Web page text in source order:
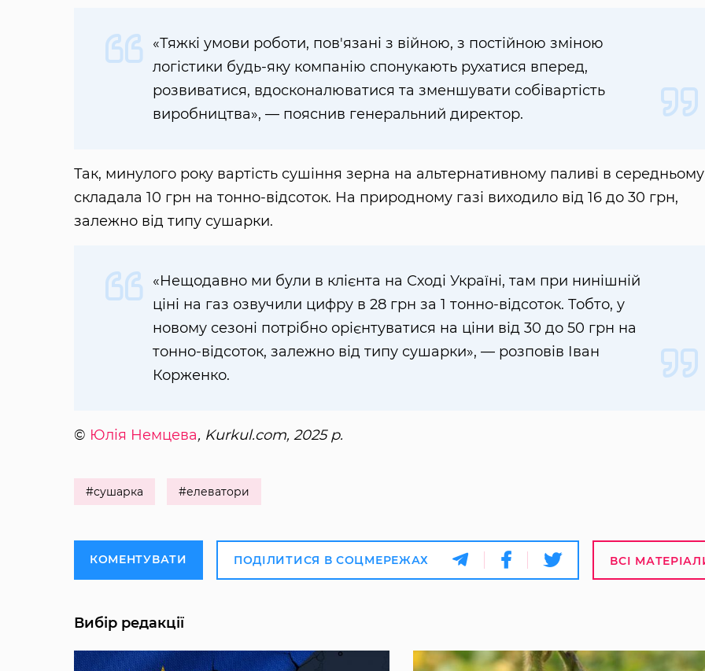
«Тяжкі умови роботи, пов'язані з війною, з постійною зміною
логістики будь-яку компанію спонукають рухатися вперед,
розвиватися, вдосконалюватися та зменшувати собівартість
виробництва», — пояснив генеральний директор.
Так, минулого року вартість сушіння зерна на альтернативному паливі в середньому
складала 10 грн на тонно-відсоток. На природному газі виходило від 16 до 30 грн,
залежно від типу сушарки.
«Нещодавно ми були в клієнта на Сході Україні, там при нинішній
ціні на газ озвучили цифру в 28 грн за 1 тонно-відсоток. Тобто, у
новому сезоні потрібно орієнтуватися на ціни від 30 до 50 грн на
тонно-відсоток, залежно від типу сушарки», — розповів Іван
Корженко.
© Юлія Немцева, Kurkul.com, 2025 р.
#сушарка #елеватори
КОМЕНТУВАТИ ПОДІЛИТИСЯ В СОЦМЕРЕЖАХ ВСІ
Вибір редакції